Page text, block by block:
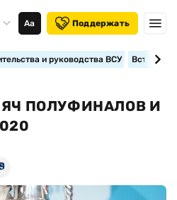
Аа Поддержать
и руководства ВСУ
ПОЛУФИНАЛОВ И